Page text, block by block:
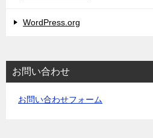
WordPress.org
お問い合わせ
お問い合わせフォーム